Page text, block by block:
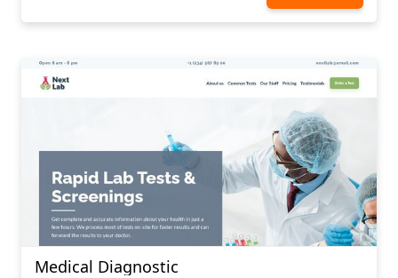
Medical Diagnostic